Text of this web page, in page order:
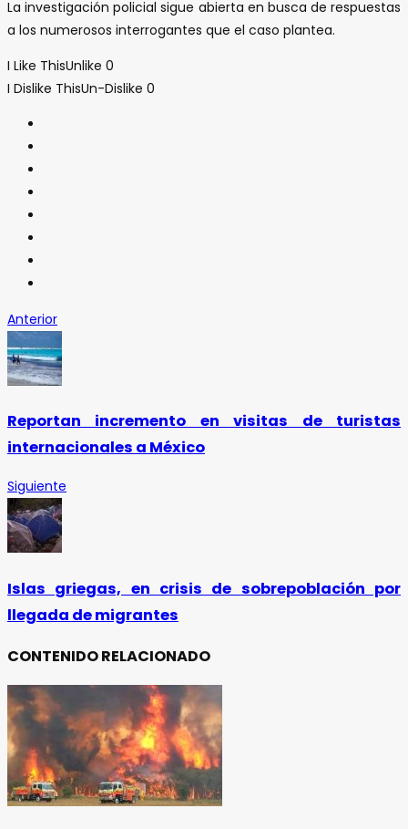
La investigación policial sigue abierta en busca de respuestas
a los numerosos interrogantes que el caso plantea.
I Like ThisUnlike 0
I Dislike ThisUn-Dislike 0
Anterior
Reportan incremento en visitas de turistas
internacionales a México
Siguiente
Islas griegas, en crisis de sobrepoblación por
llegada de migrantes
CONTENIDO RELACIONADO